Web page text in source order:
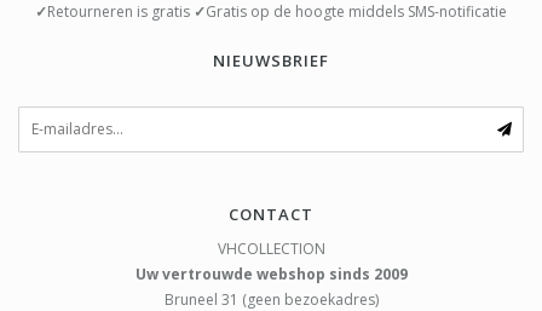
✓Retourneren is gratis ✓Gratis op de hoogte middels SMS-notificatie
NIEUWSBRIEF
CONTACT
VHCOLLECTION
Uw vertrouwde webshop sinds 2009
Bruneel 31 (geen bezoekadres)